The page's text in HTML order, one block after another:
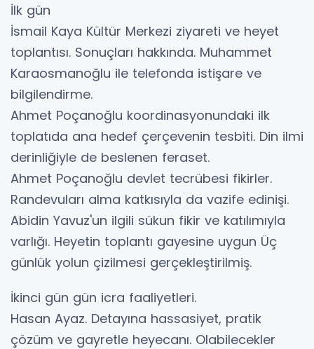
İlk gün
İsmail Kaya Kültür Merkezi ziyareti ve heyet
toplantısı. Sonuçları hakkında. Muhammet
Karaosmanoğlu ile telefonda istişare ve
bilgilendirme.
Ahmet Poçanoğlu koordinasyonundaki ilk
toplatıda ana hedef çerçevenin tesbiti. Din ilmi
derinliğiyle de beslenen feraset.
Ahmet Poçanoğlu devlet tecrübesi fikirler.
Randevuları alma katkısıyla da vazife edinişi.
Abidin Yavuz'un ilgili sükun fikir ve katılımıyla
varlığı. Heyetin toplantı gayesine uygun Üç
günlük yolun çizilmesi gerçekleştirilmiş.
İkinci gün gün icra faaliyetleri.
Hasan Ayaz. Detayına hassasiyet, pratik
çözüm ve gayretle heyecanı. Olabilecekler